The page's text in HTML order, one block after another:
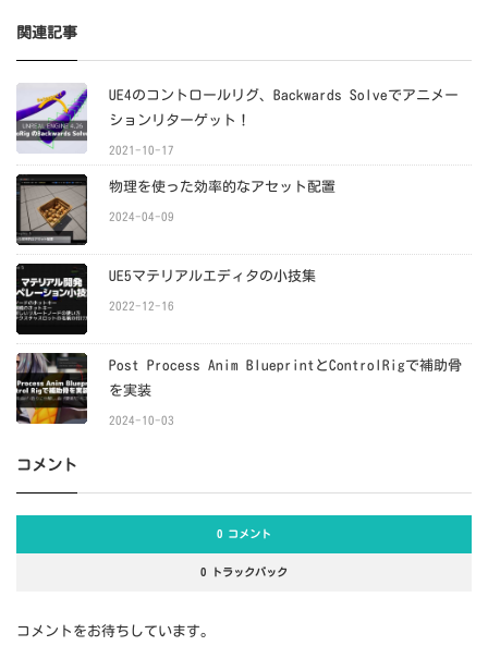
関連記事
UE4のコントロールリグ、Backwards Solveでアニメー
ションリターゲット！
2021-10-17
物理を使った効率的なアセット配置
2024-04-09
UE5マテリアルエディタの小技集
2022-12-16
Post Process Anim BlueprintとControlRigで補助骨
を実装
2024-10-03
コメント
0 コメント
0 トラックバック
コメントをお待ちしています。